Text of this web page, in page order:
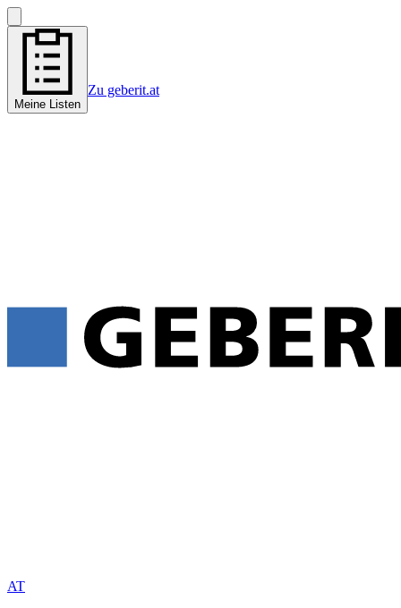
Meine Listen
Zu geberit.at
AT